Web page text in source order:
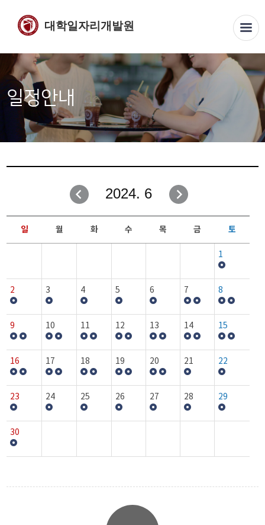
대학일자리개발원
일정안내
2024. 6
일 월 화 수 목 금 토
1
2 3 4 5 6 7 8
9 10 11 12 13 14 15
16 17 18 19 20 21 22
23 24 25 26 27 28 29
30